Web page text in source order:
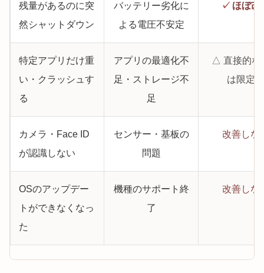
残量があるのに突
然シャットダウン
バッテリー劣化に
よる電圧不安定
✓ ほぼ改
特定アプリだけ重
い・クラッシュす
る
アプリの最適化不
足・ストレージ不
足
△ 直接的な
は限定的
カメラ・Face ID
が認識しない
センサー・基板の
問題
改善しな
OSのアップデー
トができなくなっ
た
機種のサポート終
了
改善しな